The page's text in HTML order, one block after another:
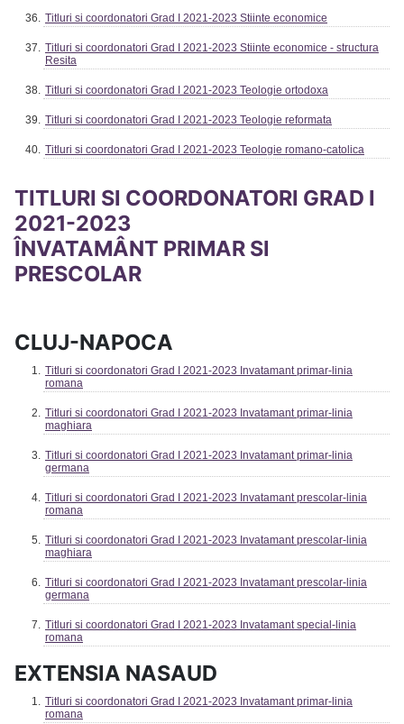
Titluri si coordonatori Grad I 2021-2023 Stiinte economice
Titluri si coordonatori Grad I 2021-2023 Stiinte economice - structura
Resita
Titluri si coordonatori Grad I 2021-2023 Teologie ortodoxa
Titluri si coordonatori Grad I 2021-2023 Teologie reformata
Titluri si coordonatori Grad I 2021-2023 Teologie romano-catolica
TITLURI SI COORDONATORI GRAD I
2021-2023
ÎNVATAMÂNT PRIMAR SI
PRESCOLAR
CLUJ-NAPOCA
Titluri si coordonatori Grad I 2021-2023 Invatamant primar-linia
romana
Titluri si coordonatori Grad I 2021-2023 Invatamant primar-linia
maghiara
Titluri si coordonatori Grad I 2021-2023 Invatamant primar-linia
germana
Titluri si coordonatori Grad I 2021-2023 Invatamant prescolar-linia
romana
Titluri si coordonatori Grad I 2021-2023 Invatamant prescolar-linia
maghiara
Titluri si coordonatori Grad I 2021-2023 Invatamant prescolar-linia
germana
Titluri si coordonatori Grad I 2021-2023 Invatamant special-linia
romana
EXTENSIA NASAUD
Titluri si coordonatori Grad I 2021-2023 Invatamant primar-linia
romana